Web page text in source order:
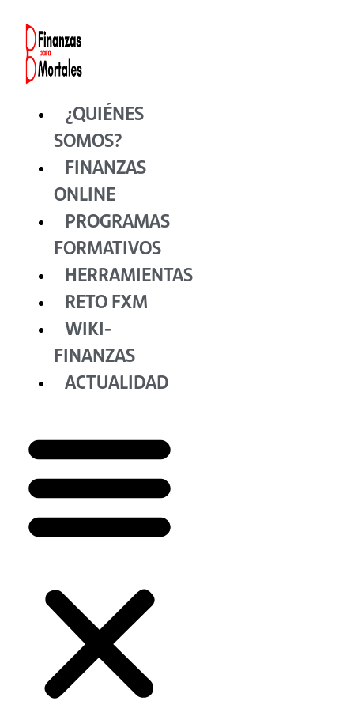
contenido
¿QUIÉNES
SOMOS?
FINANZAS
ONLINE
PROGRAMAS
FORMATIVOS
HERRAMIENTAS
RETO FXM
WIKI-
FINANZAS
ACTUALIDAD